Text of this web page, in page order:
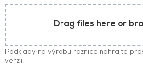
Drag files here or
Podklady na výrobu raznice nahrajte
verzii.